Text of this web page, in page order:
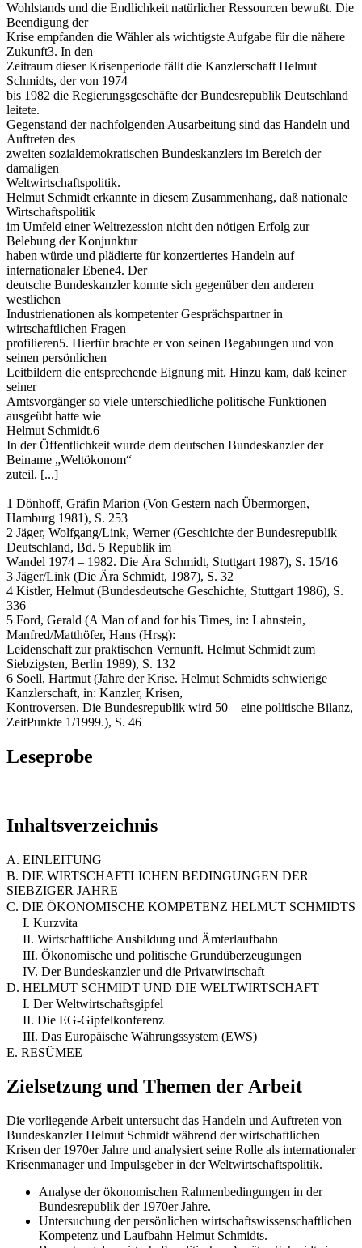
Wohlstands und die Endlichkeit natürlicher Ressourcen bewußt. Die
Beendigung der
Krise empfanden die Wähler als wichtigste Aufgabe für die nähere
Zukunft3. In den
Zeitraum dieser Krisenperiode fällt die Kanzlerschaft Helmut
Schmidts, der von 1974
bis 1982 die Regierungsgeschäfte der Bundesrepublik Deutschland
leitete.
Gegenstand der nachfolgenden Ausarbeitung sind das Handeln und
Auftreten des
zweiten sozialdemokratischen Bundeskanzlers im Bereich der
damaligen
Weltwirtschaftspolitik.
Helmut Schmidt erkannte in diesem Zusammenhang, daß nationale
Wirtschaftspolitik
im Umfeld einer Weltrezession nicht den nötigen Erfolg zur
Belebung der Konjunktur
haben würde und plädierte für konzertiertes Handeln auf
internationaler Ebene4. Der
deutsche Bundeskanzler konnte sich gegenüber den anderen
westlichen
Industrienationen als kompetenter Gesprächspartner in
wirtschaftlichen Fragen
profilieren5. Hierfür brachte er von seinen Begabungen und von
seinen persönlichen
Leitbildern die entsprechende Eignung mit. Hinzu kam, daß keiner
seiner
Amtsvorgänger so viele unterschiedliche politische Funktionen
ausgeübt hatte wie
Helmut Schmidt.6
In der Öffentlichkeit wurde dem deutschen Bundeskanzler der
Beiname „Weltökonom“
zuteil. [...]
1 Dönhoff, Gräfin Marion (Von Gestern nach Übermorgen,
Hamburg 1981), S. 253
2 Jäger, Wolfgang/Link, Werner (Geschichte der Bundesrepublik
Deutschland, Bd. 5 Republik im
Wandel 1974 – 1982. Die Ära Schmidt, Stuttgart 1987), S. 15/16
3 Jäger/Link (Die Ära Schmidt, 1987), S. 32
4 Kistler, Helmut (Bundesdeutsche Geschichte, Stuttgart 1986), S.
336
5 Ford, Gerald (A Man of and for his Times, in: Lahnstein,
Manfred/Matthöfer, Hans (Hrsg):
Leidenschaft zur praktischen Vernunft. Helmut Schmidt zum
Siebzigsten, Berlin 1989), S. 132
6 Soell, Hartmut (Jahre der Krise. Helmut Schmidts schwierige
Kanzlerschaft, in: Kanzler, Krisen,
Kontroversen. Die Bundesrepublik wird 50 – eine politische Bilanz,
ZeitPunkte 1/1999.), S. 46
Leseprobe
Inhaltsverzeichnis
A. EINLEITUNG
B. DIE WIRTSCHAFTLICHEN BEDINGUNGEN DER
SIEBZIGER JAHRE
C. DIE ÖKONOMISCHE KOMPETENZ HELMUT SCHMIDTS
I. Kurzvita
II. Wirtschaftliche Ausbildung und Ämterlaufbahn
III. Ökonomische und politische Grundüberzeugungen
IV. Der Bundeskanzler und die Privatwirtschaft
D. HELMUT SCHMIDT UND DIE WELTWIRTSCHAFT
I. Der Weltwirtschaftsgipfel
II. Die EG-Gipfelkonferenz
III. Das Europäische Währungssystem (EWS)
E. RESÜMEE
Zielsetzung und Themen der Arbeit
Die vorliegende Arbeit untersucht das Handeln und Auftreten von
Bundeskanzler Helmut Schmidt während der wirtschaftlichen
Krisen der 1970er Jahre und analysiert seine Rolle als internationaler
Krisenmanager und Impulsgeber in der Weltwirtschaftspolitik.
Analyse der ökonomischen Rahmenbedingungen in der
Bundesrepublik der 1970er Jahre.
Untersuchung der persönlichen wirtschaftswissenschaftlichen
Kompetenz und Laufbahn Helmut Schmidts.